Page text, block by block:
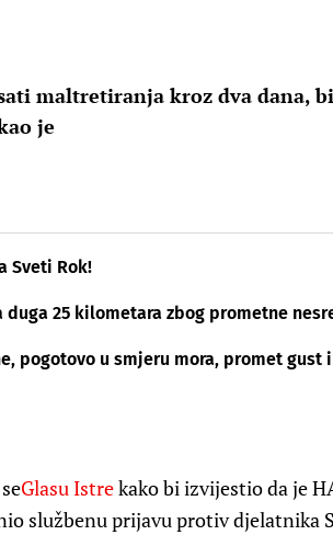
maltretiranja kroz dva dana,
je
Sveti Rok!
duga 25 kilometara zbog prometne
pogotovo u smjeru mora, promet gust
Glasu Istrekako bi izvijestio da je
službenu prijavu protiv djelatnika